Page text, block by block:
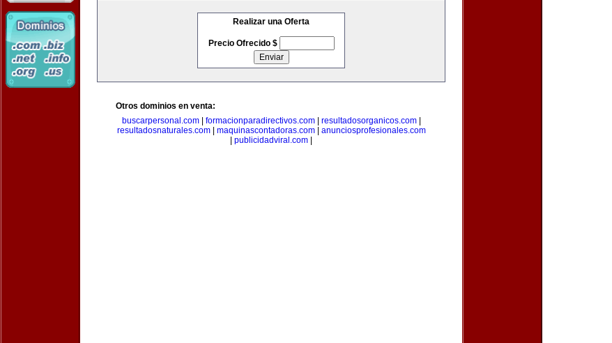
Realizar una Oferta
Precio Ofrecido $
Otros dominios en venta:
buscarpersonal.com| formacionparadirectivos.com| resultadosorganicos.com|
resultadosnaturales.com| maquinascontadoras.com| anunciosprofesionales.com
publicidadviral.com